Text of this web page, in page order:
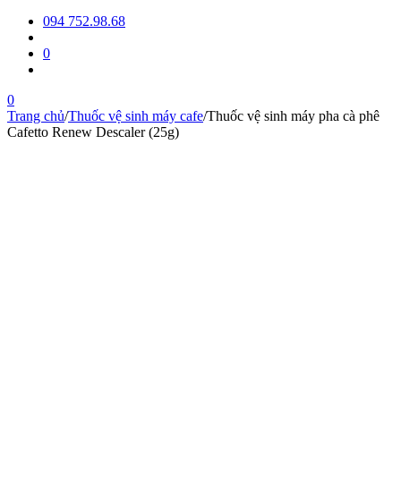
094 752.98.68
0
0
Trang chủ/Thuốc vệ sinh máy cafe/Thuốc vệ sinh máy pha cà phê
Cafetto Renew Descaler (25g)